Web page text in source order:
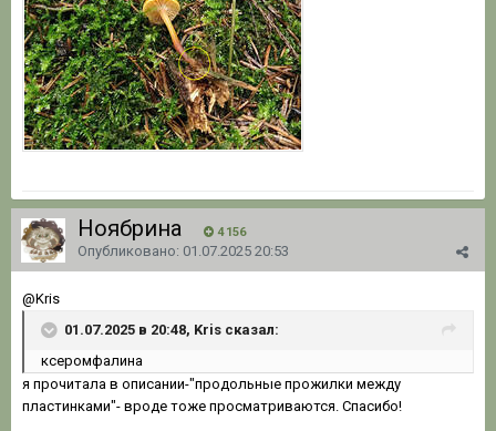
Ноябрина 4 156
Опубликовано: 01.07.2025 20:53
@Kris
01.07.2025 в 20:48, Kris сказал:
ксеромфалина
я прочитала в описании-"продольные прожилки между
пластинками"- вроде тоже просматриваются. Спасибо!